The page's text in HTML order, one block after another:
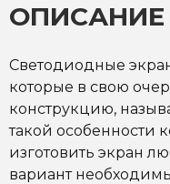
ОПИСАНИЕ
Светодиодные
которые в свою
конструкцию,
такой особенности
изготовить экран
вариант